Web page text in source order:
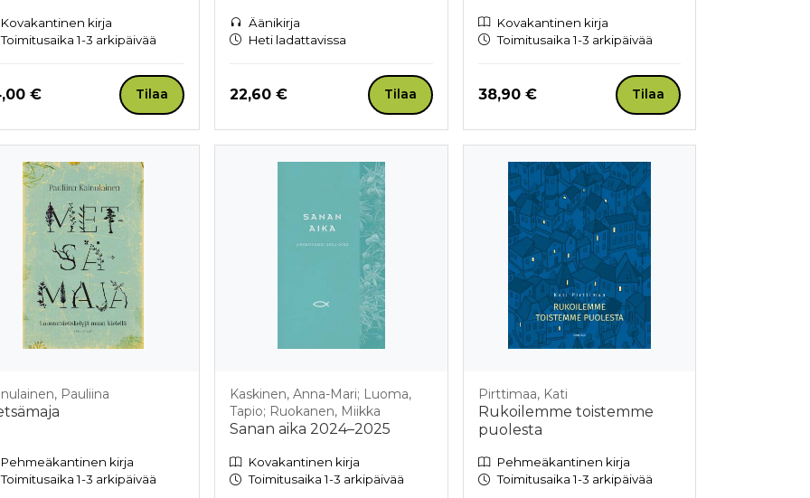
Kovakantinen kirja
Toimitusaika 1-3 arkipäivää
nyt
€ Tilaa
Äänikirja
Heti ladattavissa
Hinta nyt
22,60 € Tilaa
Kovakantinen kirja
Toimitusaika 1-3 arkipäivää
Hinta nyt
38,90 € Tilaa
Pauliina
Pehmeäkantinen kirja
Toimitusaika 1-3 arkipäivää
Kaskinen, Anna-Mari; Luoma,
Tapio; Ruokanen, Miikka
Sanan aika 2024–2025
Kovakantinen kirja
Toimitusaika 1-3 arkipäivää
Pirttimaa, Kati
Rukoilemme toistemme
puolesta
Pehmeäkantinen kirja
Toimitusaika 1-3 arkipäivää